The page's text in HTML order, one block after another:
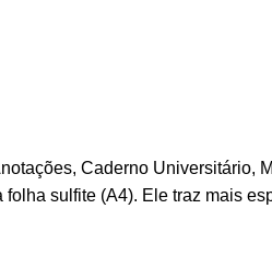
, Caderno Universitário,
sulfite (A4). Ele traz mais